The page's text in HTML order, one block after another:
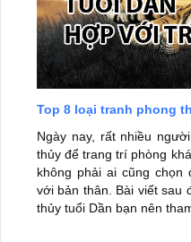
Top 8 loại tranh phong
Ngày nay, rất nhiều
thủy để trang trí phòng
không phải ai cũng
với bản thân. Bài viết sau
thủy tuổi Dần bạn nên